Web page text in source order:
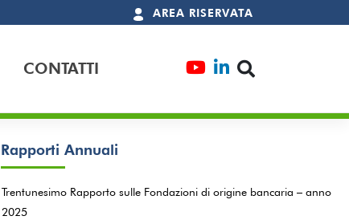
AREA RISERVATA
CONTATTI
Rapporti Annuali
Trentunesimo Rapporto sulle Fondazioni di origine bancaria – anno
2025